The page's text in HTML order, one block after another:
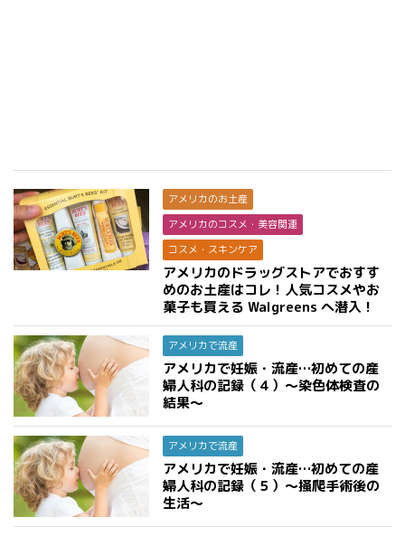
アメリカのお土産
アメリカのコスメ・美容関連
コスメ・スキンケア
アメリカのドラッグストアでおすす
めのお土産はコレ！人気コスメやお
菓子も買える Walgreens へ潜入！
アメリカで流産
アメリカで妊娠・流産…初めての産
婦人科の記録（４）〜染色体検査の
結果〜
アメリカで流産
アメリカで妊娠・流産…初めての産
婦人科の記録（５）〜掻爬手術後の
生活〜